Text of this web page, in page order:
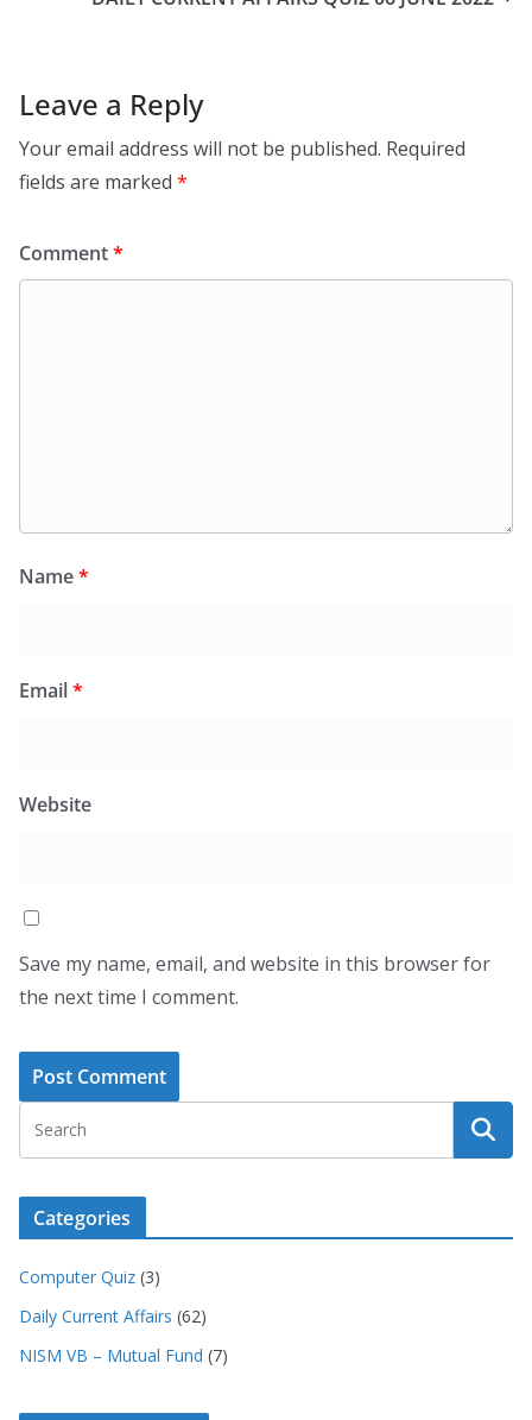
Leave a Reply
Your email address will not be published. Required
fields are marked *
Comment*
Name*
Email*
Website
Save my name, email, and website in this browser for
the next time I comment.
Categories
Computer Quiz (3)
Daily Current Affairs (62)
NISM VB – Mutual Fund (7)